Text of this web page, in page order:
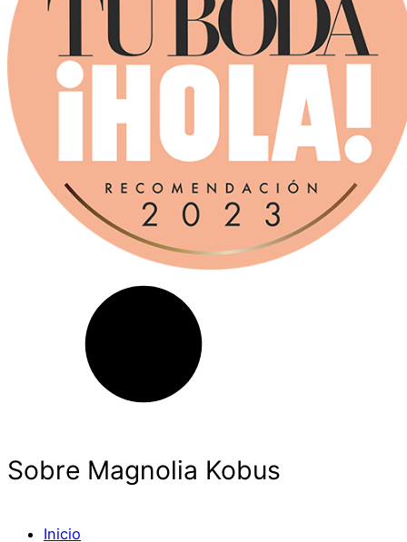
Sobre Magnolia Kobus
Inicio